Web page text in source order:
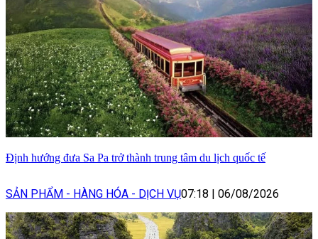
Định hướng đưa Sa Pa trở thành trung tâm du lịch quốc tế
SẢN PHẨM - HÀNG HÓA - DỊCH VỤ07:18 | 06/08/2026